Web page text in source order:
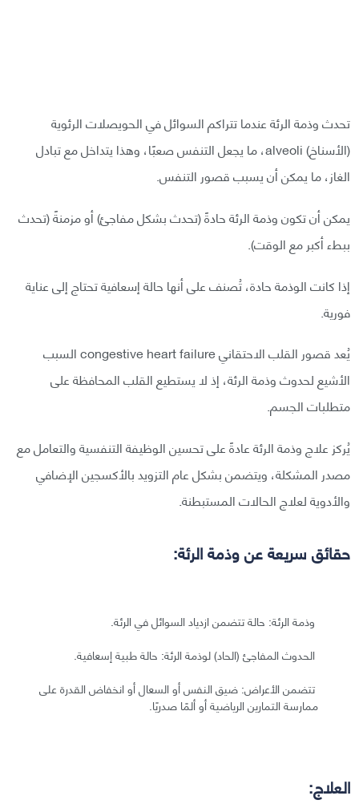
تحدث وذمة الرئة عندما تتراكم السوائل في الحويصلات الرئوية
(الأسناخ) alveoli، ما يجعل التنفس صعبًا، وهذا يتداخل مع تبادل
الغاز، ما يمكن أن يسبب قصور التنفس.
يمكن أن تكون وذمة الرئة حادةً (تحدث بشكل مفاجئ) أو مزمنةً (تحدث
ببطء أكبر مع الوقت).
إذا كانت الوذمة حادة، تُصنف على أنها حالة إسعافية تحتاج إلى عناية
فورية.
يُعد قصور القلب الاحتقاني congestive heart failure السبب
الأشيع لحدوث وذمة الرئة، إذ لا يستطيع القلب المحافظة على
متطلبات الجسم.
يُركز علاج وذمة الرئة عادةً على تحسين الوظيفة التنفسية والتعامل مع
مصدر المشكلة، ويتضمن بشكل عام التزويد بالأكسجين الإضافي
والأدوية لعلاج الحالات المستبطنة.
حقائق سريعة عن وذمة الرئة:
وذمة الرئة: حالة تتضمن ازدياد السوائل في الرئة.
الحدوث المفاجئ (الحاد) لوذمة الرئة: حالة طبية إسعافية.
تتضمن الأعراض: ضيق النفس أو السعال أو انخفاض القدرة على
ممارسة التمارين الرياضية أو ألمًا صدريًا.
العلاج: